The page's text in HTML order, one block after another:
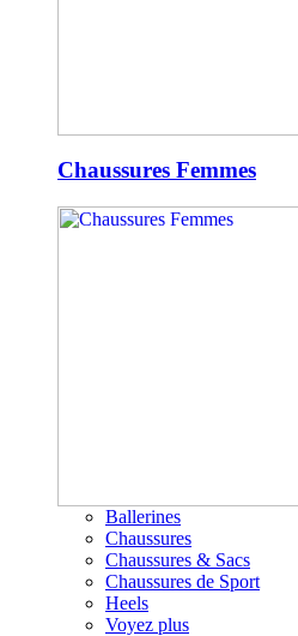
Chaussures Femmes
Ballerines
Chaussures
Chaussures & Sacs
Chaussures de Sport
Heels
Voyez plus